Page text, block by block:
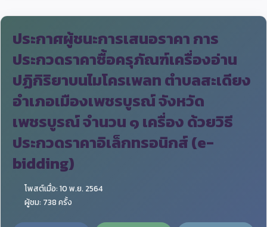
ประกาศผู้ชนะการเสนอราคา การ
ประกวดราคาซื้อครุภัณฑ์เครื่องอ่าน
ปฏิกิริยาบนไมโครเพลท ตำบลสะเดียง
อำเภอเมืองเพชรบูรณ์ จังหวัด
เพชรบูรณ์ จำนวน ๑ เครื่อง ด้วยวิธี
ประกวดราคาอิเล็กทรอนิกส์ (e-
bidding)
โพสต์เมื่อ: 10 พ.ย. 2564
ผู้ชม: 738 ครั้ง